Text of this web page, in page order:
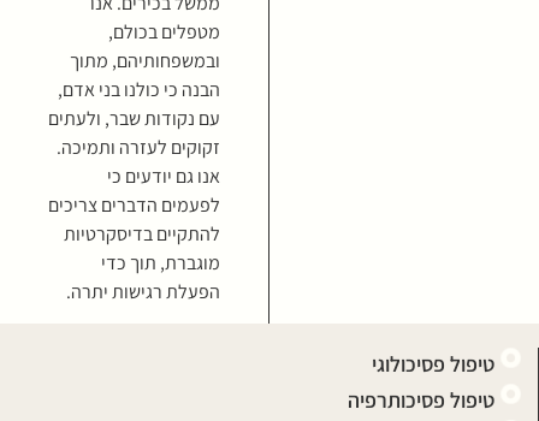
מטפלים בכולם,
ובמשפחותיהם, מתוך
הבנה כי כולנו בני אדם,
עם נקודות שבר, ולעתים
זקוקים לעזרה ותמיכה.
אנו גם יודעים כי
לפעמים הדברים צריכים
להתקיים בדיסקרטיות
מוגברת, תוך כדי
הפעלת רגישות יתרה.
טיפול פסיכולוגי
טיפול פסיכותרפיה